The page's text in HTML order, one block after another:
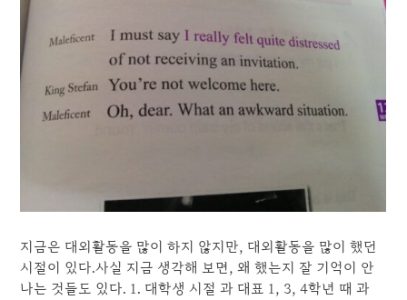
지금은 대외활동을 많이 하지 않지만, 대외활동을 많이 했던
시절이 있다.사실 지금 생각해 보면, 왜 했는지 잘 기억이 안
나는 것들도 있다. 1. 대학생 시절 과 대표 1, 3, 4학년 때 과